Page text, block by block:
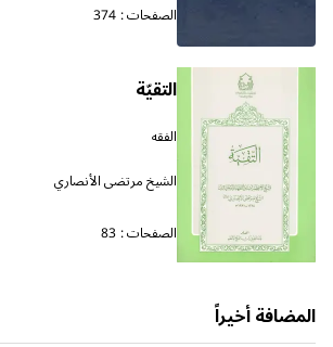
الصفحات : 374
التقيّة
الفقه
الشيخ مرتضى الأنصاري
الصفحات : 83
المضافة أخيراً